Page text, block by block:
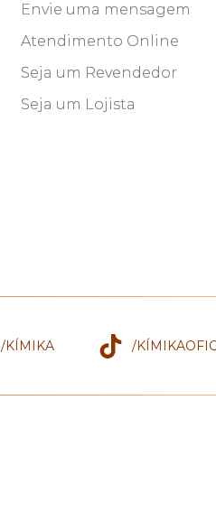
Envie uma mensagem
Atendimento Online
Seja um Revendedor
Seja um Lojista
/KÍMIKA /